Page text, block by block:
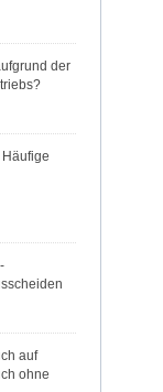
der
auf
ohne